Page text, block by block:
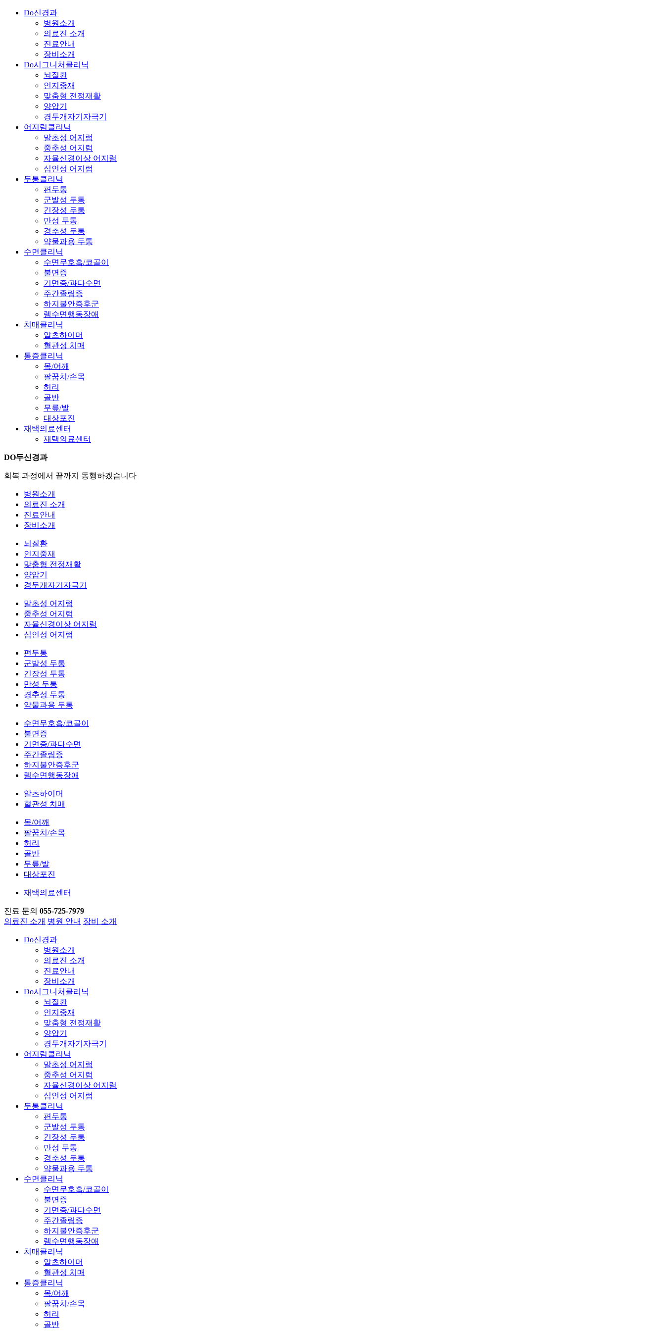
Do신경과
병원소개
의료진 소개
진료안내
장비소개
Do시그니처클리닉
뇌질환
인지중재
맞춤형 전정재활
양압기
경두개자기자극기
어지럼클리닉
말초성 어지럼
중추성 어지럼
자율신경이상 어지럼
심인성 어지럼
두통클리닉
편두통
군발성 두통
긴장성 두통
만성 두통
경추성 두통
약물과용 두통
수면클리닉
수면무호흡/코골이
불면증
기면증/과다수면
주간졸림증
하지불안증후군
렘수면행동장애
치매클리닉
알츠하이머
혈관성 치매
통증클리닉
목/어깨
팔꿈치/손목
허리
골반
무릎/발
대상포진
재택의료센터
재택의료센터
DO두신경과
회복 과정에서 끝까지 동행하겠습니다
병원소개
의료진 소개
진료안내
장비소개
뇌질환
인지중재
맞춤형 전정재활
양압기
경두개자기자극기
말초성 어지럼
중추성 어지럼
자율신경이상 어지럼
심인성 어지럼
편두통
군발성 두통
긴장성 두통
만성 두통
경추성 두통
약물과용 두통
수면무호흡/코골이
불면증
기면증/과다수면
주간졸림증
하지불안증후군
렘수면행동장애
알츠하이머
혈관성 치매
목/어깨
팔꿈치/손목
허리
골반
무릎/발
대상포진
재택의료센터
진료 문의 055-725-7979
의료진 소개 병원 안내 장비 소개
Do신경과
병원소개
의료진 소개
진료안내
장비소개
Do시그니처클리닉
뇌질환
인지중재
맞춤형 전정재활
양압기
경두개자기자극기
어지럼클리닉
말초성 어지럼
중추성 어지럼
자율신경이상 어지럼
심인성 어지럼
두통클리닉
편두통
군발성 두통
긴장성 두통
만성 두통
경추성 두통
약물과용 두통
수면클리닉
수면무호흡/코골이
불면증
기면증/과다수면
주간졸림증
하지불안증후군
렘수면행동장애
치매클리닉
알츠하이머
혈관성 치매
통증클리닉
목/어깨
팔꿈치/손목
허리
골반